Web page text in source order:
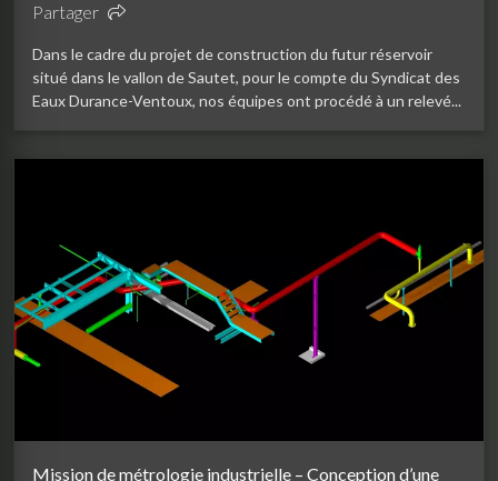
Partager
Dans le cadre du projet de construction du futur réservoir
situé dans le vallon de Sautet, pour le compte du Syndicat des
Eaux Durance-Ventoux, nos équipes ont procédé à un relevé...
Mission de métrologie industrielle – Conception d’une